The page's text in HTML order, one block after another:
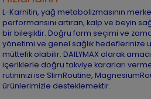
L-Karnitin, yağ metabolizmasının
performansını artıran, kalp ve beyin
bir bileşiktir. Doğru form seçimi ve
yönetimi ve genel sağlık hedeflerinize
müttefik olabilir. DAILYMAX olarak
içeriklerle doğru takviye kararları
rutininizi ise SlimRoutine,
ürünlerimizle desteklemektir.